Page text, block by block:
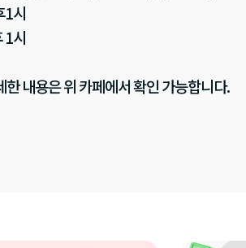
1시
1시
내용은 위 카페에서 확인 가능합니다.